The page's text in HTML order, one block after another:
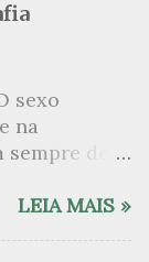
sexo
na
de
própria
LEIA MAIS »